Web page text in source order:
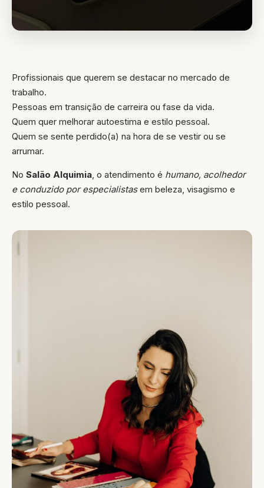
Profissionais que querem se destacar no mercado de
trabalho.
Pessoas em transição de carreira ou fase da vida.
Quem quer melhorar autoestima e estilo pessoal.
Quem se sente perdido(a) na hora de se vestir ou se
arrumar.
No Salão Alquimia , o atendimento é humano, acolhedor
e conduzido por especialistasem beleza, visagismo e
estilo pessoal.